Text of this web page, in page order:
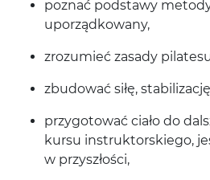
poz­nać pod­stawy
uporządkowany,
zrozu­mieć zasady
zbu­dować siłę,
przy­go­tować ciało do
kursu instruk­torskiego,
w przyszłości,